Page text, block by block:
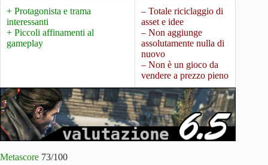
+ Protagonista e trama
interessanti
+ Piccoli affinamenti al
gameplay
– Totale riciclaggio di
asset e idee
– Non aggiunge
assolutamente nulla di
nuovo
– Non è un gioco da
vendere a prezzo pieno
Metascore 73/100